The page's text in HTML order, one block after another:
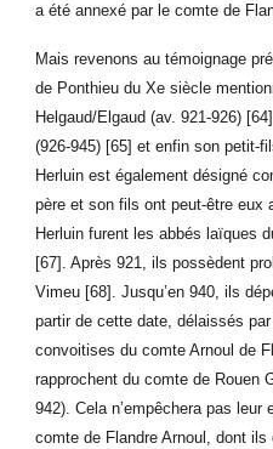
a été annexé par le comte de
Mais revenons au témoignage
de Ponthieu du Xe siècle
Helgaud/Elgaud (av. 921-926)
(926-945) [65] et enfin son petit-
Herluin est également désigné
père et son fils ont peut-être eux
Herluin furent les abbés laïques
[67]. Après 921, ils possèdent
Vimeu [68]. Jusqu’en 940, ils
partir de cette date, délaissés
convoitises du comte Arnoul de
rapprochent du comte de Rouen
942). Cela n’empêchera pas
comte de Flandre Arnoul, dont